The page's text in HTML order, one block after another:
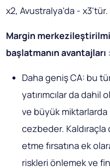
x2, Avustralya'da - x3'tür.
Margin
başlatmanın avantajları :
Daha geniş CA: bu
yatırımcılar da dahil
ve büyük miktarlarda
cezbeder.
etme fırsatına ek
riskleri önlemek ve